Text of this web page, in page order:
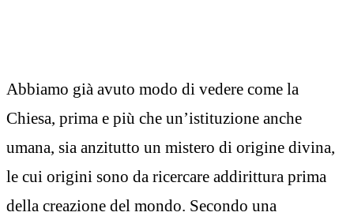
Abbiamo già avuto modo di vedere come la
Chiesa, prima e più che un’istituzione anche
umana, sia anzitutto un mistero di origine divina,
le cui origini sono da ricercare addirittura prima
della creazione del mondo. Secondo una